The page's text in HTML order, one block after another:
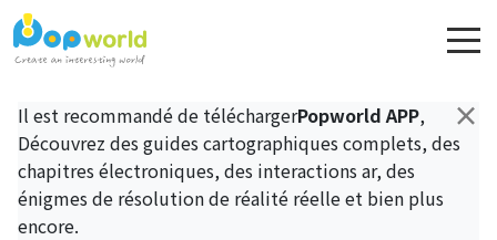
×
Il est recommandé de téléchargerPopworld APP,
Découvrez des guides cartographiques complets, des
chapitres électroniques, des interactions ar, des
énigmes de résolution de réalité réelle et bien plus
encore.